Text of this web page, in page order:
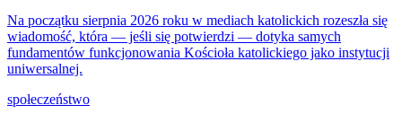
Na początku sierpnia 2026 roku w mediach katolickich rozeszła się
wiadomość, która — jeśli się potwierdzi — dotyka samych
fundamentów funkcjonowania Kościoła katolickiego jako instytucji
uniwersalnej.
społeczeństwo